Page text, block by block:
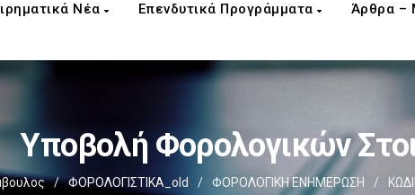
Νέα Επενδυτικά Προγράμματα Άρθρα –
Υποβολή Φορολογικών
/ ΦΟΡΟΛΟΓΙΣΤΙΚΑ_old / ΦΟΡΟΛΟΓΙΚΗ ΕΝΗΜΕΡΩΣΗ /